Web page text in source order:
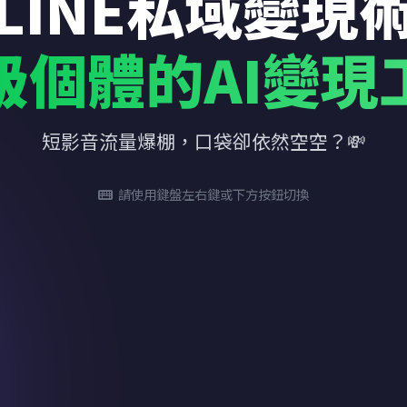
個體的AI變現
短影音流量爆棚，口袋卻依然空空？💸
請使用鍵盤左右鍵或下方按鈕切換